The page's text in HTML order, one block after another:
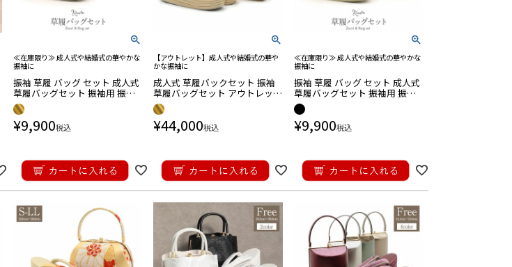
≪在庫限り≫ 成人式や結婚式の華やかな
振袖に
振袖 草履 バッグ セット 成人式
草履バッグセット 振袖用 振り
袖 S 小さい ゴールド 金 青 白 帯
地 桜 エナメル 草履バッグ
¥9,900税込
【アウトレット】成人式や結婚式の華や
かな振袖に
成人式 草履バックセット 振袖
草履バッグセット アウトレット
草履 バッグ 紗織 LLサイズ ゴー
ルド 帯地 3枚芯 日本製
¥44,000税込
≪在庫限り≫ 成人式や結婚式の華やかな
振袖に
振袖 草履 バッグ セット 成人式
草履バッグセット 振袖用 振り
袖 S 小さいサイズ ゴールド 金
黒 白 帯地 エナメル 草履バッグ
¥9,900税込